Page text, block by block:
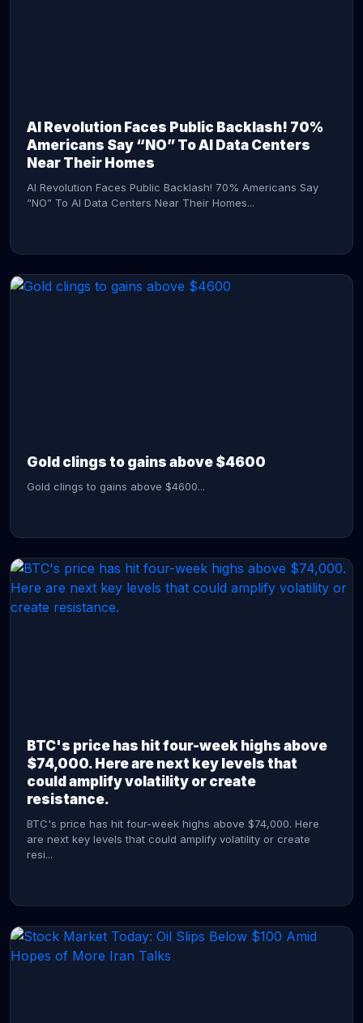
AI Revolution Faces Public Backlash! 70%
Americans Say “NO” To AI Data Centers
Near Their Homes
AI Revolution Faces Public Backlash! 70% Americans Say
“NO” To AI Data Centers Near Their Homes...
Gold clings to gains above $4600
Gold clings to gains above $4600...
BTC's price has hit four-week highs above
$74,000. Here are next key levels that
could amplify volatility or create
resistance.
BTC's price has hit four-week highs above $74,000. Here
are next key levels that could amplify volatility or create
resi...